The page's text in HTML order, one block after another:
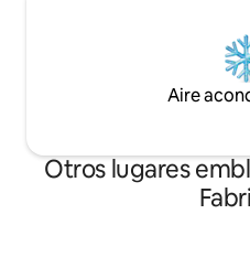
Aire
Otros lugares